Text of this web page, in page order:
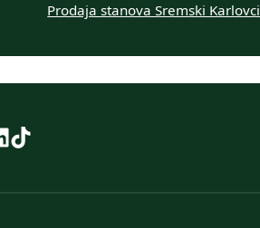
Prodaja stanova Sremski Karlovci